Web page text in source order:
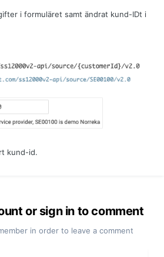
i formuläret samt ändrat kund-IDt i
kund-id.
or sign in to comment
in order to leave a comment